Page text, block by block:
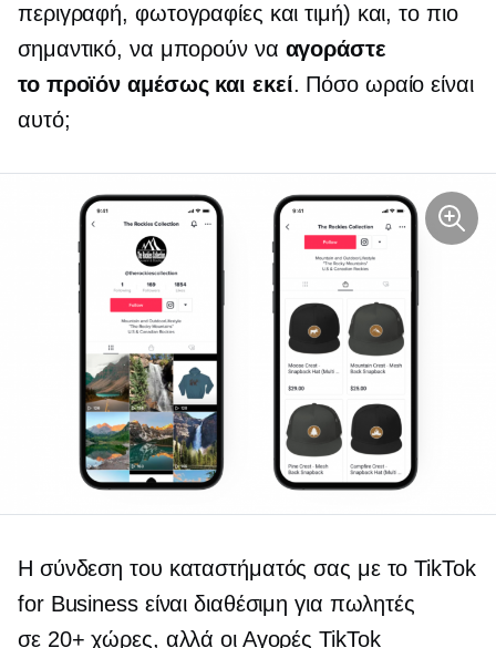
περιγραφή, φωτογραφίες και τιμή) και, το πιο
σημαντικό, να μπορούν να αγοράστε
το προϊόν αμέσως και εκεί. Πόσο ωραίο είναι
αυτό;
Η σύνδεση του καταστήματός σας με το TikTok
for Business είναι διαθέσιμη για πωλητές
σε 20+ χώρες, αλλά οι Αγορές TikTok